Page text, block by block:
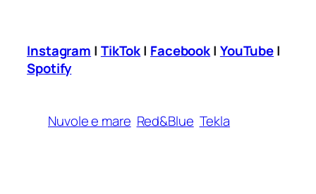
Instagram | TikTok| Facebook| YouTube|
Spotify
Nuvole e mare Red&Blue Tekla